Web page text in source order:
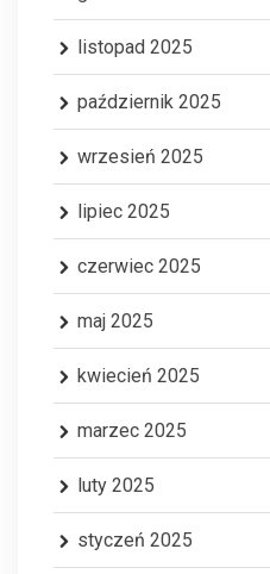
listopad 2025
październik 2025
wrzesień 2025
lipiec 2025
czerwiec 2025
maj 2025
kwiecień 2025
marzec 2025
luty 2025
styczeń 2025